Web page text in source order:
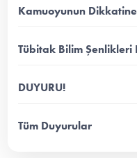
Kamuoyunun
Tübitak Bilim Şenlikleri
DUYURU!
Tüm Duyurular